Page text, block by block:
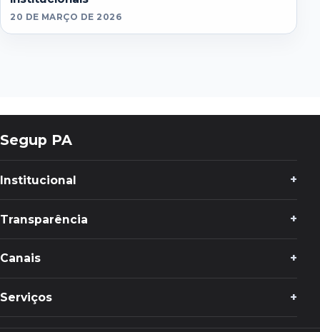
20 DE MARÇO DE 2026
Segup PA
Institucional
Transparência
Canais
Serviços